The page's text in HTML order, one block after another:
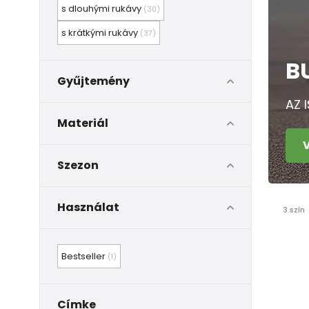
s dlouhými rukávy (30)
s krátkými rukávy (37)
Gyűjtemény
Materiál
Szezon
Használat
Bestseller (1)
Címke
AZ
3 szín